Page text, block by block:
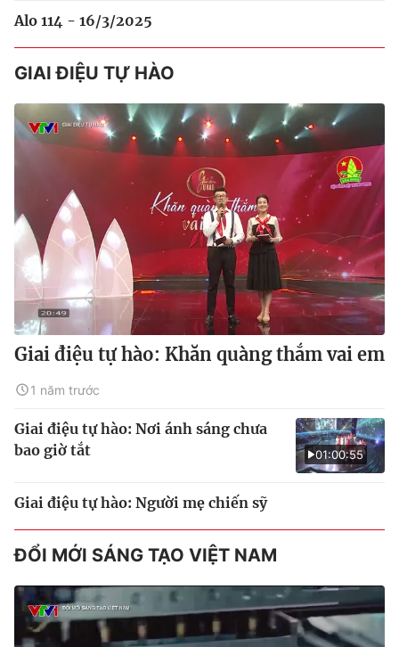
Alo 114 - 16/3/2025
GIAI ĐIỆU TỰ HÀO
Giai điệu tự hào: Khăn quàng thắm vai em
1 năm trước
01:00:55
Giai điệu tự hào: Nơi ánh sáng chưa
bao giờ tắt
Giai điệu tự hào: Người mẹ chiến sỹ
ĐỔI MỚI SÁNG TẠO VIỆT NAM